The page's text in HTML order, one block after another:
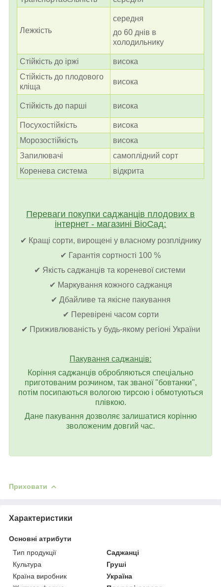
Лежкість
середня
до 60 днів в
холодильнику
Стійкість до іржі
висока
Стійкість до плодового
кліща
висока
Стійкість до парші висока
Посухостійкість
висока
Морозостійкість
висока
Запилювачі
самоплідний сорт
Коренева система
відкрита
Переваги покупки саджанців плодових в
інтернет - магазині ВіоСад:
✔ Кращі сорти, вирощені у власному розпліднику
✔ Гарантія сортності 100 %
✔ Якість саджанців та кореневої системи
✔ Маркування кожного саджанця
✔ Дбайливе та якісне пакування
✔ Перевірені часом сорти
✔ Приживлюваність у будь-якому регіоні України
Пакування саджанців:
Коріння саджанців обробляються спеціально
приготованим розчином, так званої "бовтанки",
потім посипаються вологою тирсою і обмотуються
плівкою.
Дане пакування дозволяє залишатися корінню
зволоженим довгий час.
Приховати
Характеристики
Основні атрибути
Тип продукції
Саджанці
Культура
Груші
Країна виробник
Україна